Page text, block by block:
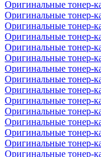
Оригинальные тонер-
Оригинальные тонер-
Оригинальные тонер-
Оригинальные тонер-
Оригинальные тонер-
Оригинальные тонер-
Оригинальные тонер-
Оригинальные тонер-
Оригинальные тонер-
Оригинальные тонер-
Оригинальные тонер-
Оригинальные тонер-
Оригинальные тонер-
Оригинальные тонер-
Оригинальные тонер-